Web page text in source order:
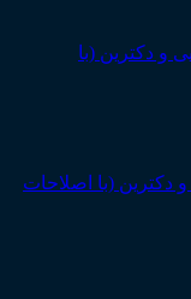
دکترین (با اصلاحات